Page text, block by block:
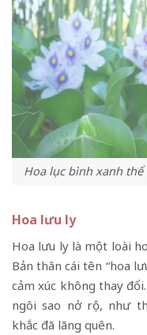
Hoa lục bình xanh
Hoa lưu ly
Hoa lưu ly là một loài
Bản thân cái tên “hoa
cảm xúc không thay
ngôi sao nở rộ, như
khắc đã lãng quên.